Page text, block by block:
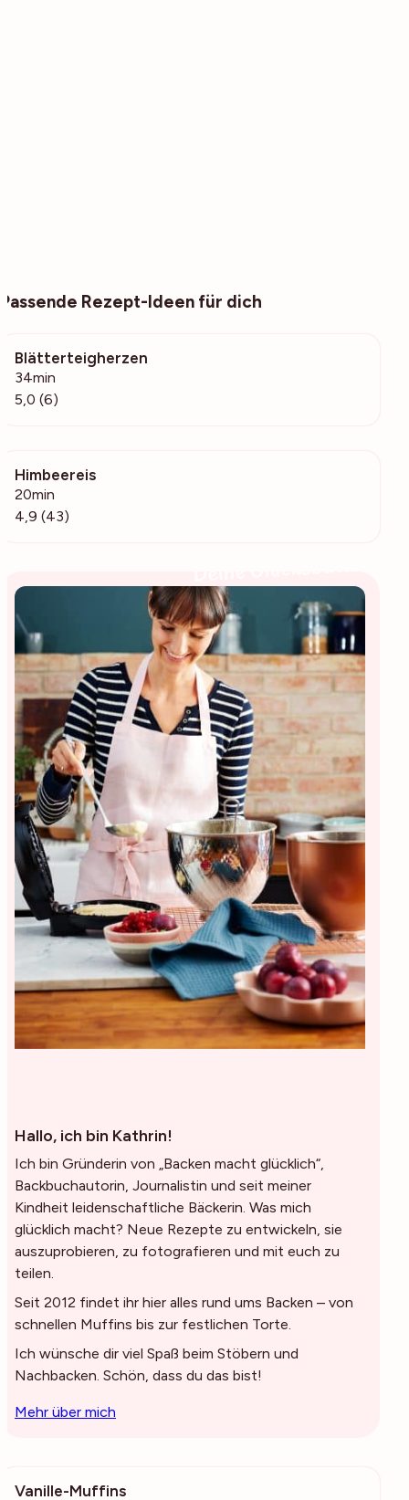
Passende Rezept-Ideen für dich
Blätterteigherzen
34min
5,0 (6)
Himbeereis
20min
4,9 (43)
Hallo, ich bin Kathrin!
Ich bin Gründerin von „Backen macht glücklich“,
Backbuchautorin, Journalistin und seit meiner
Kindheit leidenschaftliche Bäckerin. Was mich
glücklich macht? Neue Rezepte zu entwickeln, sie
auszuprobieren, zu fotografieren und mit euch zu
teilen.
Seit 2012 findet ihr hier alles rund ums Backen – von
schnellen Muffins bis zur festlichen Torte.
Ich wünsche dir viel Spaß beim Stöbern und
Nachbacken. Schön, dass du das bist!
Mehr über mich
Vanille-Muffins